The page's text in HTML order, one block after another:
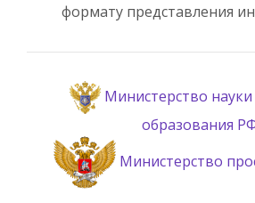
формату представления
Министерство
образования
Министерство